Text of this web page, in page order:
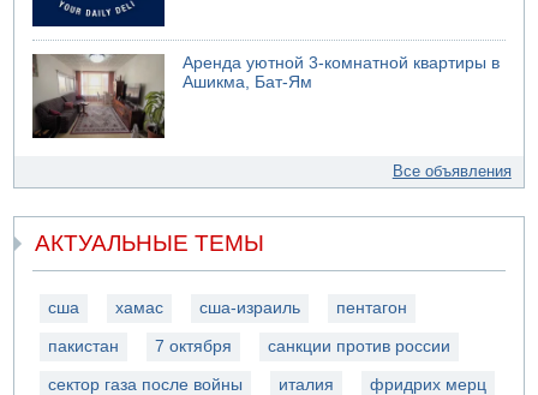
Аренда уютной 3-комнатной квартиры в
Ашикма, Бат-Ям
Все объявления
АКТУАЛЬНЫЕ ТЕМЫ
сша хамас сша-израиль пентагон
пакистан 7 октября санкции против россии
сектор газа после войны италия фридрих мерц